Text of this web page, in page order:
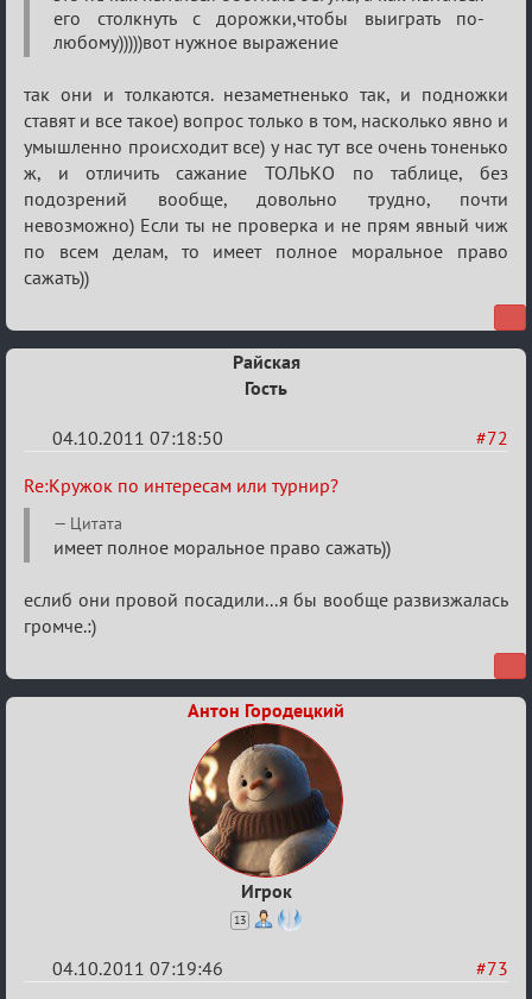
интересам
или
турнир?
его столкнуть с дорожки,чтобы выиграть по-
любому)))))вот нужное выражение
так они и толкаются. незаметненько так, и подножки
ставят и все такое) вопрос только в том, насколько явно и
умышленно происходит все) у нас тут все очень тоненько
ж, и отличить сажание ТОЛЬКО по таблице, без
подозрений вообще, довольно трудно, почти
невозможно) Если ты не проверка и не прям явный чиж
по всем делам, то имеет полное моральное право
сажать))
Райская
Гость
#72
04.10.2011 07:18:50
Re:
Кружок
или
турнир?
Re:Кружок по интересам или турнир?
Цитата
имеет полное моральное право сажать))
еслиб они провой посадили...я бы вообще развизжалась
громче.:)
Антон Городецкий
Игрок
13
#73
04.10.2011 07:19:46